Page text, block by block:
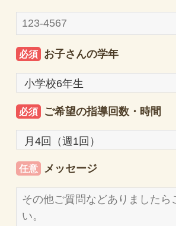
必須 お子さんの学年
必須 ご希望の指導回数・時間
任意 メッセージ